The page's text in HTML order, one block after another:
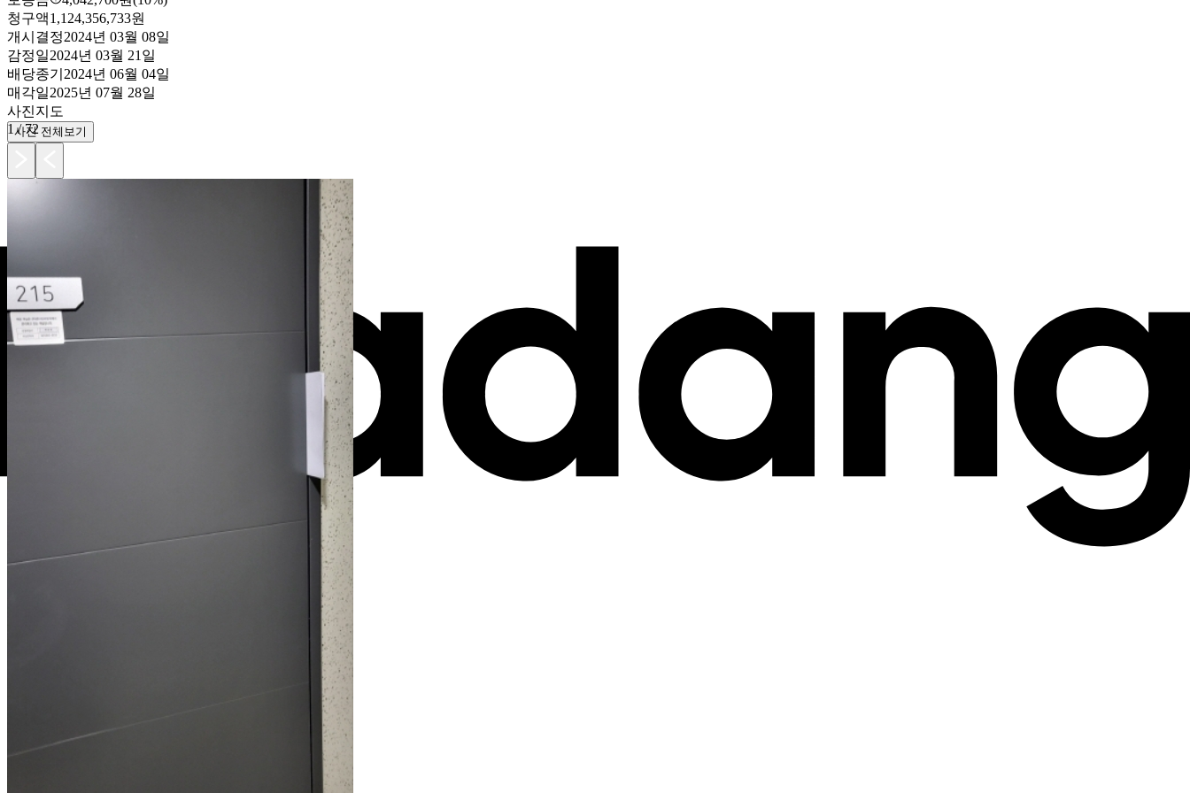
청구액1,124,356,733원
개시결정2024년 03월 08일
감정일2024년 03월 21일
배당종기 2024년 06월 04일
매각일2025년 07월 28일
사진지도
1 /72
사진 전체보기